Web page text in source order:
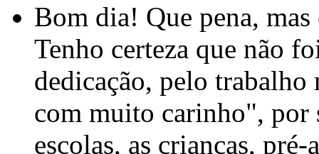
Bom dia! Que pena,
Tenho certeza que não
dedicação, pelo
com muito carinho", por
escolas, as crianças, pré-